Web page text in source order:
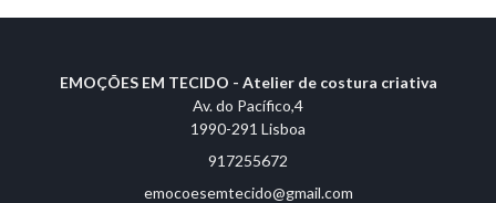
EMOÇÕES EM TECIDO - Atelier de costura criativa
Av. do Pacífico,4
1990-291 Lisboa
917255672
emocoesemtecido@gmail.com